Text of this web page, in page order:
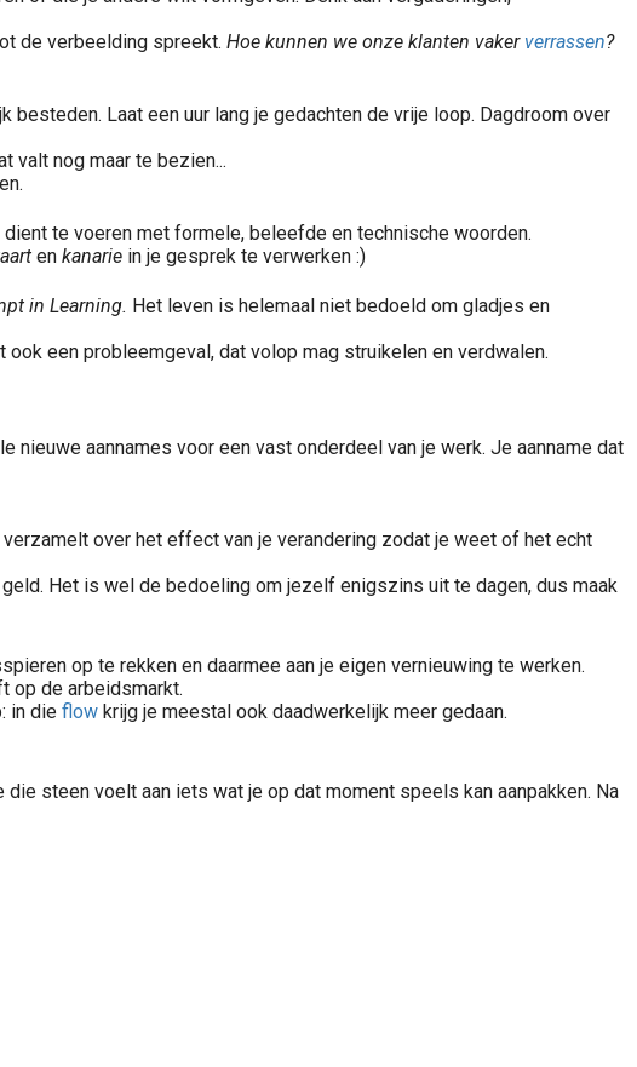
de verbeelding spreekt. Hoe kunnen we onze klanten vaker verrassen?
Laat een uur lang je gedachten de vrije loop. Dagdroom over
valt nog maar te bezien...
te voeren met formele, beleefde en technische woorden.
en kanarie in je gesprek te verwerken :)
in Learning. Het leven is helemaal niet bedoeld om gladjes en
een probleemgeval, dat volop mag struikelen en verdwalen.
nieuwe aannames voor een vast onderdeel van je werk. Je aanname dat
over het effect van je verandering zodat je weet of het echt
Het is wel de bedoeling om jezelf enigszins uit te dagen, dus maak
op te rekken en daarmee aan je eigen vernieuwing te werken.
op de arbeidsmarkt.
in die flow krijg je meestal ook daadwerkelijk meer gedaan.
steen voelt aan iets wat je op dat moment speels kan aanpakken. Na